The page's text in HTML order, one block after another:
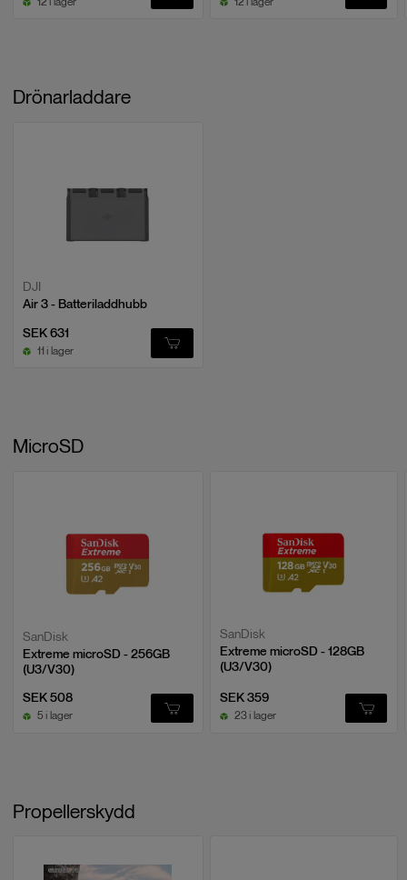
Drönarladdare
DJI
Air 3 - Batteriladdhubb
SEK 631
11 i lager
MicroSD
SanDisk
Extreme microSD - 256GB
(U3/V30)
SEK 508
5 i lager
SanDisk
Extreme microSD - 128GB
(U3/V30)
SEK 359
23 i lager
Propellerskydd